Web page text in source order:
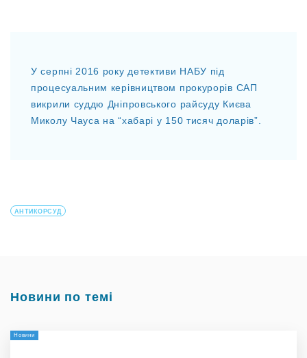
У серпні 2016 року детективи НАБУ під
процесуальним керівництвом прокурорів САП
викрили суддю Дніпровського райсуду Києва
Миколу Чауса на “хабарі у 150 тисяч доларів”.
АНТИКОРСУД
Новини по темі
Новини